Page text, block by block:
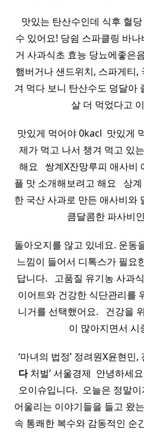
맛있는 탄산수인데 식후 혈
수 있어요! 당쉼 스파클링 바
거 사과식초 효능 당뇨에좋은
햄버거나 샌드위치, 스파게티,
겨 먹다 보니 탄산수도 덩달아
살 더 먹었다고
맛있게 먹어야 0kacl ​ 맛있게
제가 먹고 나서 챙겨 먹고 있
해요 ​ ​ 쌍계X잔망루피 애사비
플 맛 소개해보려고 해요 ​ ​ 상
한 국산 사과로 만든 애사비와
큼달콤한 파사비
돌아오지를 않고 있네요. 운동
느낌이 들어서 디톡스가 필요
답니다. ​ ​ 고품질 유기농 사과
이어트와 건강한 식단관리를
니거를 선택했어요. ​ ​ 건강을
이 많아지면서
‘마녀의 법정’ 정려원X윤현민,
다처벌’ 서울경제 ​ 안녕하세
오이슈입니다. ​ 오늘은 정말이
어울리는 이야기들을 들고 왔
속 통쾌한 복수와 감동적인 순